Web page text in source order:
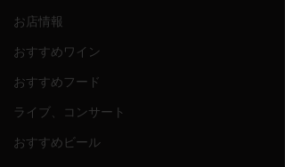
お店情報
おすすめワイン
おすすめフード
ライブ、コンサート
おすすめビール